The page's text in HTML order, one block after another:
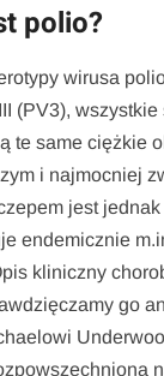
polio?
wirusa
(PV3),
te same ciężkie
i najmocniej
jest
endemicznie
kliniczny
go